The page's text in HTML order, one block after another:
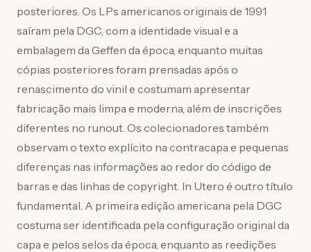
posteriores. Os LPs americanos originais de 1991
saíram pela DGC, com a identidade visual e a
embalagem da Geffen da época, enquanto muitas
cópias posteriores foram prensadas após o
renascimento do vinil e costumam apresentar
fabricação mais limpa e moderna, além de inscrições
diferentes no runout. Os colecionadores também
observam o texto explícito na contracapa e pequenas
diferenças nas informações ao redor do código de
barras e das linhas de copyright. In Utero é outro título
fundamental. A primeira edição americana pela DGC
costuma ser identificada pela configuração original da
capa e pelos selos da época, enquanto as reedições